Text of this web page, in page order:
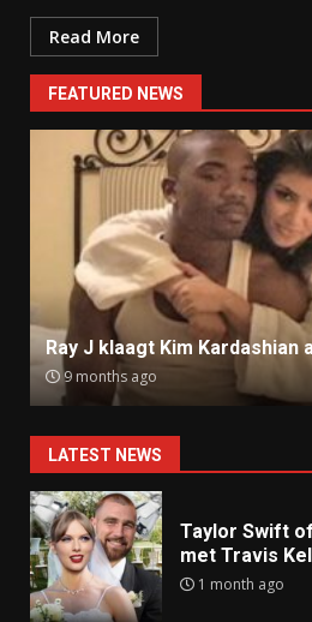
Read More
FEATURED NEWS
Ray J klaagt Kim Kardashian
9 months ago
LATEST NEWS
Taylor Swift
met Travis
1 month ago